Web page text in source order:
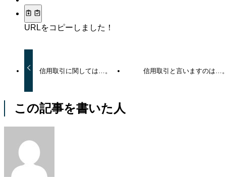
URLをコピーしました！
信用取引に関しては…。 信用取引と言いますのは…
この記事を書いた人